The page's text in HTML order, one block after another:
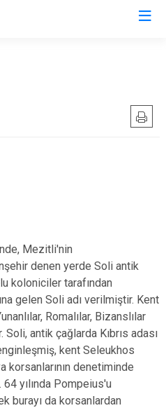
Mezitli'nin
denen yerde Soli antik
koloniciler tarafından
gelen Soli adı verilmiştir. Kent
Romalılar, Bizanslılar
antik çağlarda Kıbrıs adası
kent Seleukhos
korsanlarının denetiminde
64 yılında Pompeius'u
burayı da korsanlardan